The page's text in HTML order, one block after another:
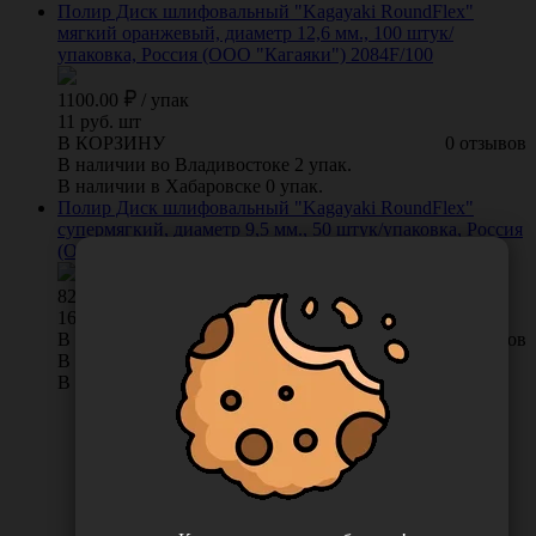
Полир Диск шлифовальный "Kagayaki RoundFlex"
мягкий оранжевый, диаметр 12,6 мм., 100 штук/
упаковка, Россия (ООО "Кагаяки") 2084F/100
1100.00 / упак
11 руб. шт
0 отзывов
В КОРЗИНУ
В наличии во Владивостоке 2 упак.
В наличии в Хабаровске 0 упак.
Полир Диск шлифовальный "Kagayaki RoundFlex"
супермягкий, диаметр 9,5 мм., 50 штук/упаковка, Россия
(ООО "Кагаяки") 2211SF/50
825.00
16.5 руб. шт
0 отзывов
В КОРЗИНУ
В наличии во Владивостоке 3 упак.
В наличии в Хабаровске 0 упак.